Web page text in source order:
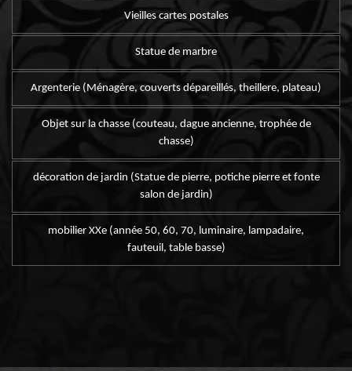
Vieilles cartes postales
Statue de marbre
Argenterie (Ménagère, couverts dépareillés, theillere, plateau)
Objet sur la chasse (couteau, dague ancienne, trophée de
chasse)
décoration de jardin (Statue de pierre, potiche pierre et fonte
salon de jardin)
mobilier XXe (année 50, 60, 70, luminaire, lampadaire,
fauteuil, table basse)